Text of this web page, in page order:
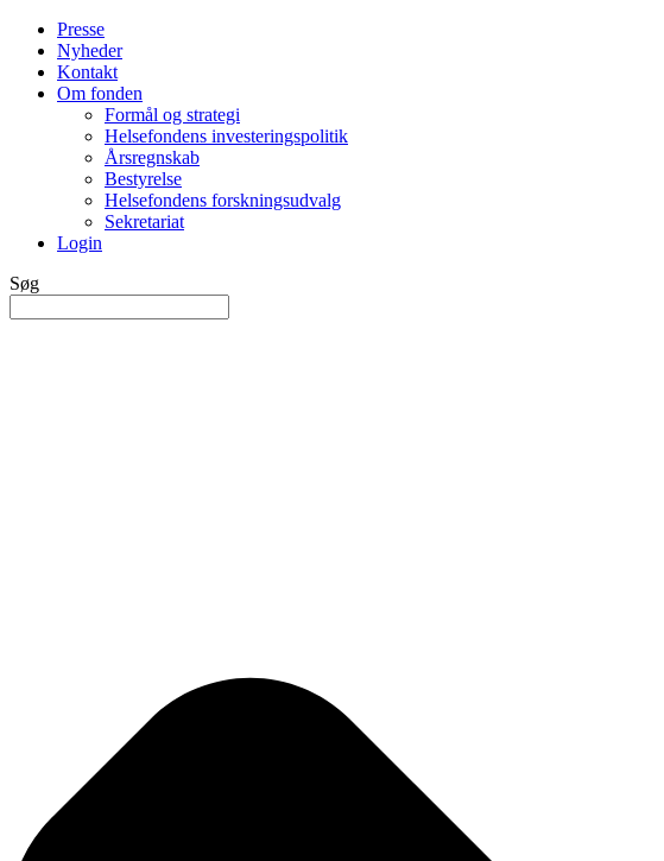
Presse
Nyheder
Kontakt
Om fonden
Formål og strategi
Helsefondens investeringspolitik
Årsregnskab
Bestyrelse
Helsefondens forskningsudvalg
Sekretariat
Login
Søg